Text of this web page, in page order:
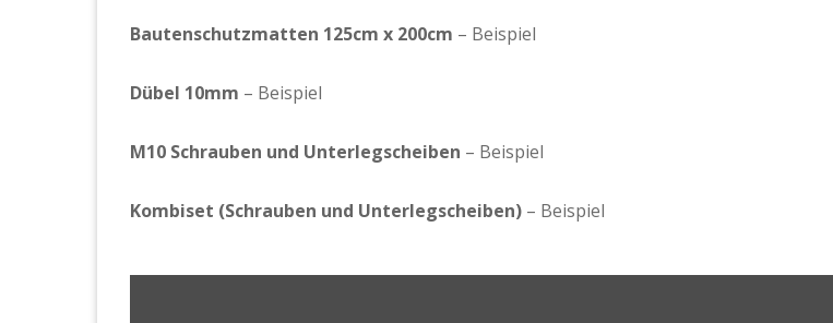
Bautenschutzmatten 125cm x 200cm – Beispiel
Dübel 10mm – Beispiel
M10 Schrauben und Unterlegscheiben – Beispiel
Kombiset (Schrauben und Unterlegscheiben) – Beispiel